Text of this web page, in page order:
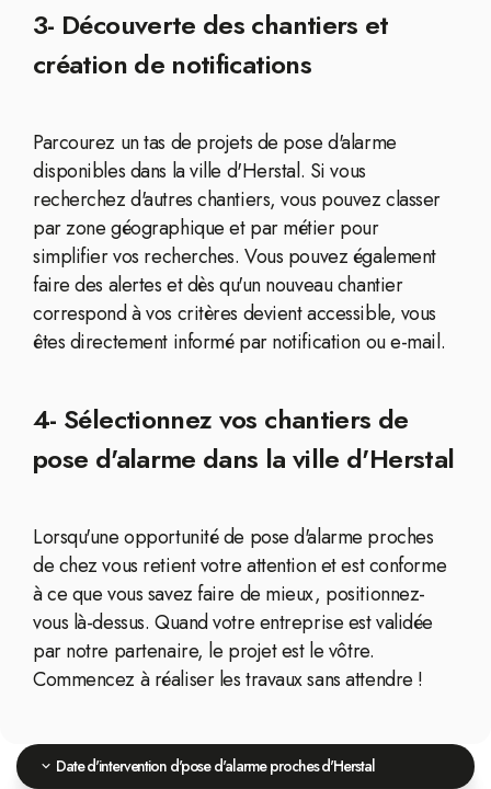
3- Découverte des chantiers et
création de notifications
Parcourez un tas de projets de pose d'alarme
disponibles dans la ville d'Herstal. Si vous
recherchez d'autres chantiers, vous pouvez classer
par zone géographique et par métier pour
simplifier vos recherches. Vous pouvez également
faire des alertes et dès qu'un nouveau chantier
correspond à vos critères devient accessible, vous
êtes directement informé par notification ou e-mail.
4- Sélectionnez vos chantiers de
pose d'alarme dans la ville d'Herstal
Lorsqu'une opportunité de pose d'alarme proches
de chez vous retient votre attention et est conforme
à ce que vous savez faire de mieux, positionnez-
vous là-dessus. Quand votre entreprise est validée
par notre partenaire, le projet est le vôtre.
Commencez à réaliser les travaux sans attendre !
Date d'intervention d'pose d'alarme proches d'Herstal